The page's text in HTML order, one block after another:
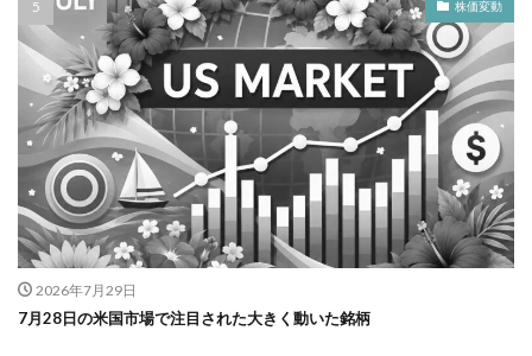
株価変動
2026年7月29日
7月28日の米国市場で注目された大きく動いた銘柄